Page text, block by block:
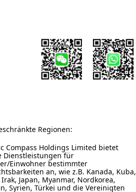
Regionen:
Compass Holdings Limited bietet
Dienstleistungen für
Einwohner bestimmter
an, wie z.B. Kanada, Kuba,
Japan, Myanmar, Nordkorea,
Syrien, Türkei und die Vereinigten